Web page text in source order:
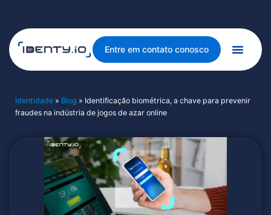
Entre em contato conosco
Identidade» Blog » Identificação biométrica, a chave para prevenir
fraudes na indústria de jogos de azar online